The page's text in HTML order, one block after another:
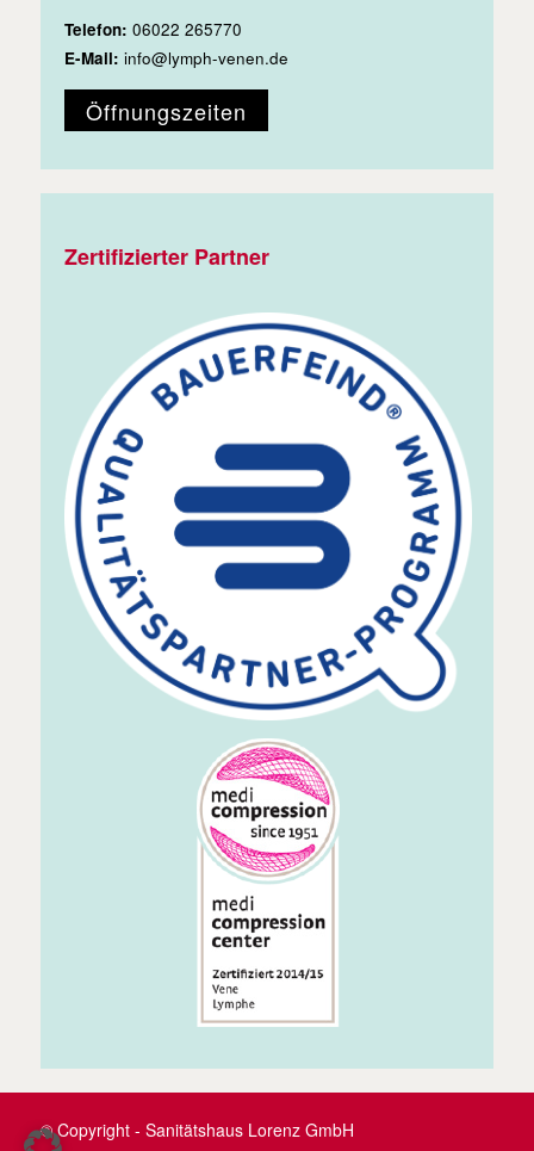
Telefon: 06022 265770
E-Mail: info@lymph-venen.de
Öffnungszeiten
Zertifizierter Partner
© Copyright - Sanitätshaus Lorenz GmbH